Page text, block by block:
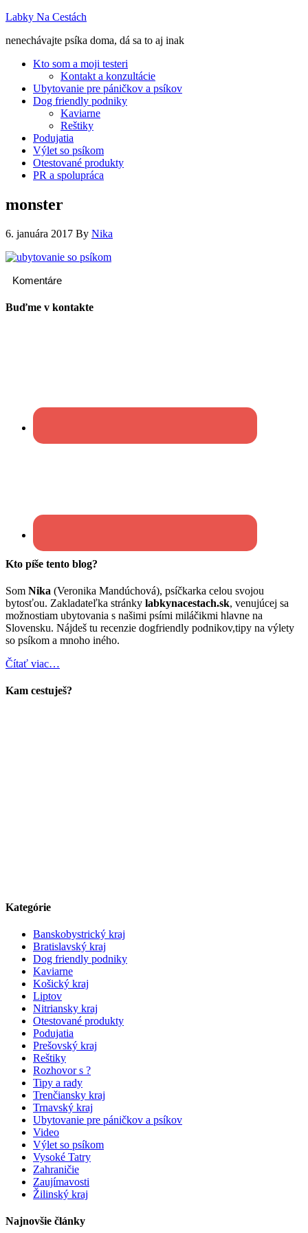
Labky Na Cestách
nenechávajte psíka doma, dá sa to aj inak
Kto som a moji testeri
Kontakt a konzultácie
Ubytovanie pre páničkov a psíkov
Dog friendly podniky
Kaviarne
Reštiky
Podujatia
Výlet so psíkom
Otestované produkty
PR a spolupráca
monster
6. januára 2017 By Nika
Komentáre
Buďme v kontakte
Kto píše tento blog?
Som Nika (Veronika Mandúchová), psíčkarka celou svojou
bytosťou. Zakladateľka stránky labkynacestach.sk, venujúcej sa
možnostiam ubytovania s našimi psími miláčikmi hlavne na
Slovensku. Nájdeš tu recenzie dogfriendly podnikov,tipy na výlety
so psíkom a mnoho iného.
Čítať viac…
Kam cestuješ?
Kategórie
Banskobystrický kraj
Bratislavský kraj
Dog friendly podniky
Kaviarne
Košický kraj
Liptov
Nitriansky kraj
Otestované produkty
Podujatia
Prešovský kraj
Reštiky
Rozhovor s ?
Tipy a rady
Trenčiansky kraj
Trnavský kraj
Ubytovanie pre páničkov a psíkov
Video
Výlet so psíkom
Vysoké Tatry
Zahraničie
Zaujímavosti
Žilinský kraj
Najnovšie články